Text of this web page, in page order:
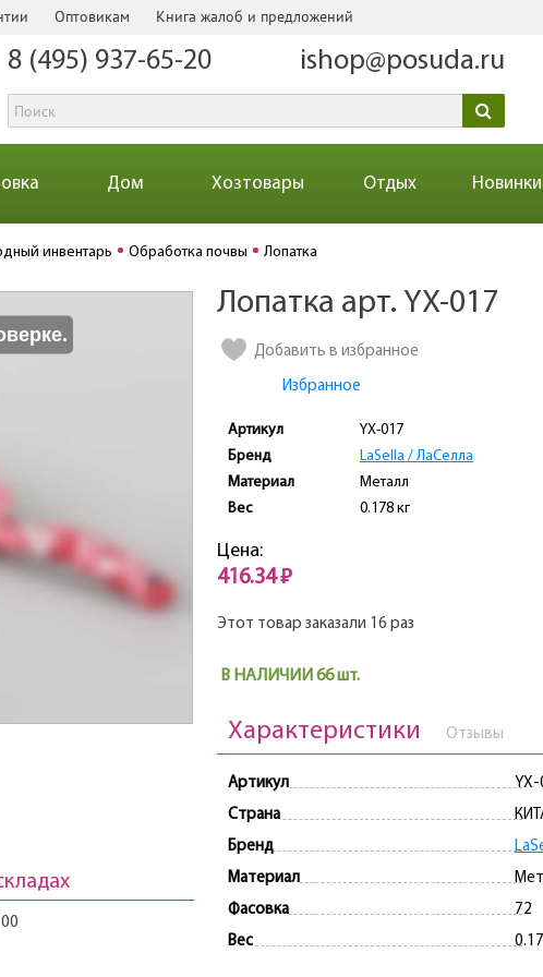
Оптовикам Книга жалоб и предложений
8 (495) 937-65-20 ishop@posuda.ru
Дом Хозтовары Отдых Новинки
инвентарь Обработка почвы Лопатка
Лопатка арт. YX-017
Добавить в избранное
Избранное
Артикул
YX-017
Бренд
LaSella / ЛаCелла
Материал
Металл
Вес
0.178 кг
Цена:
416.34 ₽
Этот товар заказали 16 раз
В НАЛИЧИИ 66 шт.
Характеристики Отзывы
Артикул
YX-
Страна
Бренд
Материал
Фасовка
72
Вес
Количество